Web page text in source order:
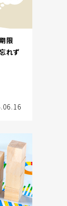
限
れず